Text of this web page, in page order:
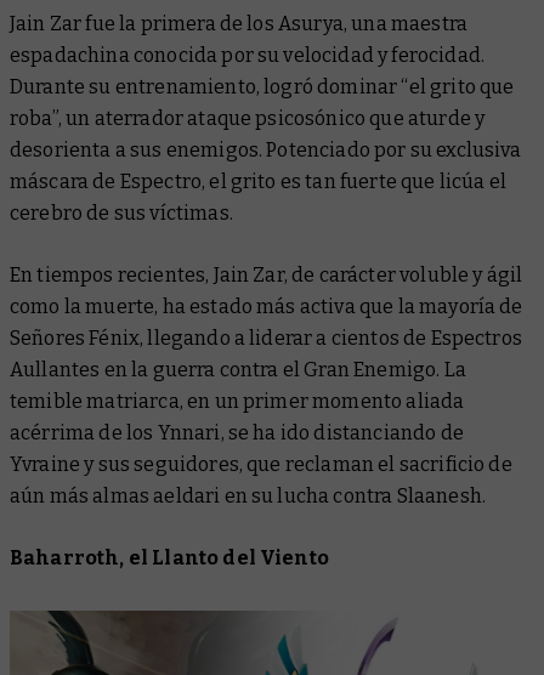
Jain Zar fue la primera de los Asurya, una maestra
espadachina conocida por su velocidad y ferocidad.
Durante su entrenamiento, logró dominar “el grito que
roba”, un aterrador ataque psicosónico que aturde y
desorienta a sus enemigos. Potenciado por su exclusiva
máscara de Espectro, el grito es tan fuerte que licúa el
cerebro de sus víctimas.
En tiempos recientes, Jain Zar, de carácter voluble y ágil
como la muerte, ha estado más activa que la mayoría de
Señores Fénix, llegando a liderar a cientos de Espectros
Aullantes en la guerra contra el Gran Enemigo. La
temible matriarca, en un primer momento aliada
acérrima de los Ynnari, se ha ido distanciando de
Yvraine y sus seguidores, que reclaman el sacrificio de
aún más almas aeldari en su lucha contra Slaanesh.
Baharroth, el Llanto del Viento